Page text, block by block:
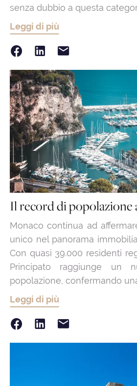
senza dubbio a questa
Leggi di più
Il record di popolazione
Monaco continua ad
unico nel panorama
Con quasi 39.000 residenti
Principato raggiunge un
popolazione, confermando
Leggi di più